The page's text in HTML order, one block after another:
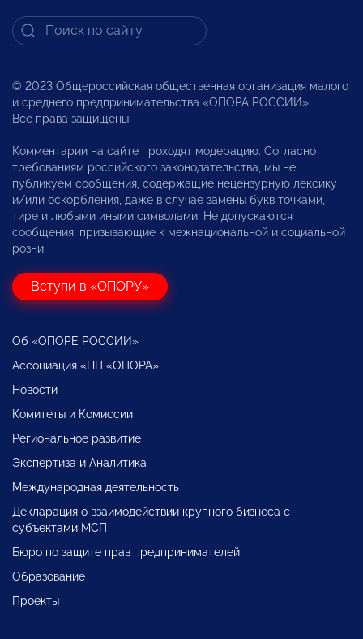
© 2023 Общероссийская общественная организация малого
и среднего предпринимательства «ОПОРА РОССИИ».
Все права защищены.
Комментарии на сайте проходят модерацию. Согласно
требованиям российского законодательства, мы не
публикуем сообщения, содержащие нецензурную лексику
и/или оскорбления, даже в случае замены букв точками,
тире и любыми иными символами. Не допускаются
сообщения, призывающие к межнациональной и социальной
розни.
Вступи в «ОПОРУ»
Об «ОПОРЕ РОССИИ»
Ассоциация «НП «ОПОРА»
Новости
Комитеты и Комиссии
Региональное развитие
Экспертиза и Аналитика
Международная деятельность
Декларация о взаимодействии крупного бизнеса с
субъектами МСП
Бюро по защите прав предпринимателей
Образование
Проекты